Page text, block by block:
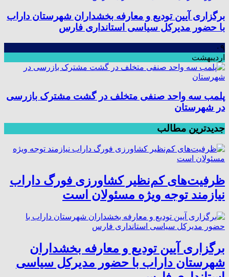
برگزاری آیین تودیع و معارفه بخشداران شهرستان داراب
با حضور مدیرکل سیاسی استانداری فارس
۰۹
اردیبهشت
پلمب سه واحد صنفی متخلف در گشت مشترک بازرسی
در شهرستان
جدیدترین مطالب
ظرفیت‌های کم‌نظیر کشاورزی فورگ داراب
نیازمند توجه ویژه مسئولان است
برگزاری آیین تودیع و معارفه بخشداران
شهرستان داراب با حضور مدیرکل سیاسی